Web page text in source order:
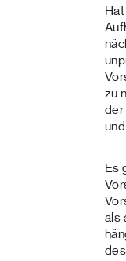
zu
der
Es
als